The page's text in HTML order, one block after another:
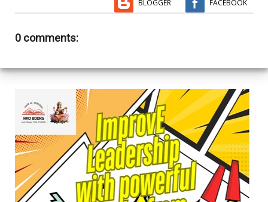
BLOGGER FACEBOOK
0 comments: